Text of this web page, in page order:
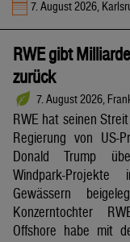
7. August 2026,
RWE gibt
zurück
7. August 2026,
RWE hat seinen
Regierung von US-
Donald Trump
Windpark-
Gewässern
Konzerntochter
Offshore habe mit